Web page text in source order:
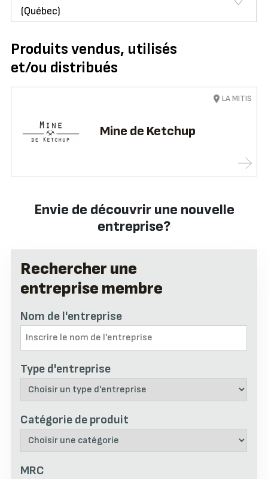
(Québec)
Produits vendus, utilisés
et/ou distribués
Mine de Ketchup
LA MITIS
Envie de découvrir une nouvelle
entreprise?
Rechercher une
entreprise membre
Nom de l'entreprise
Type d'entreprise
Catégorie de produit
MRC